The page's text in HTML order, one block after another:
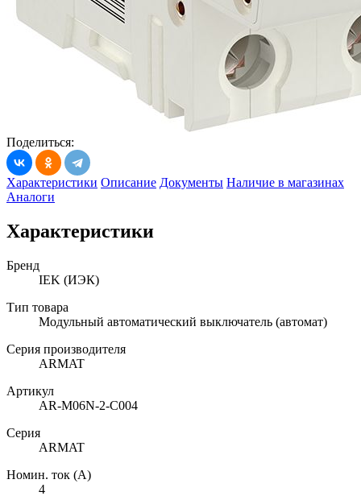
Поделиться:
Характеристики Описание Документы Наличие в магазинах
Аналоги
Характеристики
Бренд
IEK (ИЭК)
Тип товара
Модульный автоматический выключатель (автомат)
Серия производителя
ARMAT
Артикул
AR-M06N-2-C004
Серия
ARMAT
Номин. ток (А)
4